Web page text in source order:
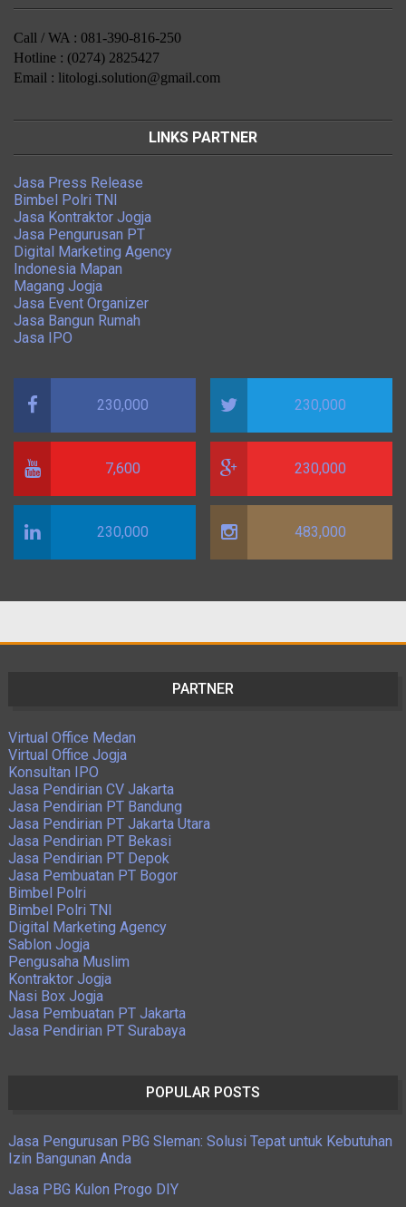
Call / WA : 081-390-816-250
Hotline : (0274) 2825427
Email : litologi.solution@gmail.com
LINKS PARTNER
Jasa Press Release
Bimbel Polri TNI
Jasa Kontraktor Jogja
Jasa Pengurusan PT
Digital Marketing Agency
Indonesia Mapan
Magang Jogja
Jasa Event Organizer
Jasa Bangun Rumah
Jasa IPO
230,000 230,000
7,600 230,000
230,000 483,000
PARTNER
Virtual Office Medan
Virtual Office Jogja
Konsultan IPO
Jasa Pendirian CV Jakarta
Jasa Pendirian PT Bandung
Jasa Pendirian PT Jakarta Utara
Jasa Pendirian PT Bekasi
Jasa Pendirian PT Depok
Jasa Pembuatan PT Bogor
Bimbel Polri
Bimbel Polri TNI
Digital Marketing Agency
Sablon Jogja
Pengusaha Muslim
Kontraktor Jogja
Nasi Box Jogja
Jasa Pembuatan PT Jakarta
Jasa Pendirian PT Surabaya
POPULAR POSTS
Jasa Pengurusan PBG Sleman: Solusi Tepat untuk Kebutuhan
Izin Bangunan Anda
Jasa PBG Kulon Progo DIY